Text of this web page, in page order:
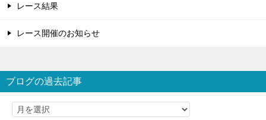
レース結果
レース開催のお知らせ
ブログの過去記事